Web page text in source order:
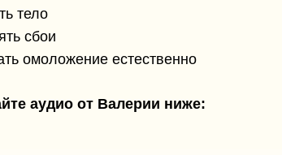
тело
сбои
омоложение естественно
аудио от Валерии ниже: